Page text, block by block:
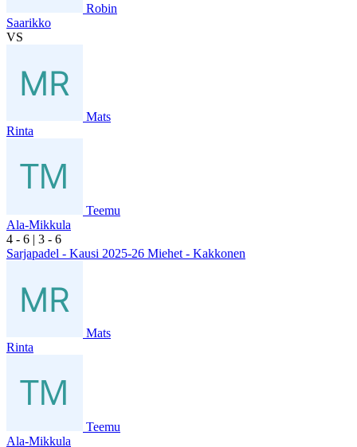
Robin
Saarikko
VS
Mats
Rinta
Teemu
Ala-Mikkula
4 - 6 | 3 - 6
Sarjapadel - Kausi 2025-26 Miehet - Kakkonen
Mats
Rinta
Teemu
Ala-Mikkula